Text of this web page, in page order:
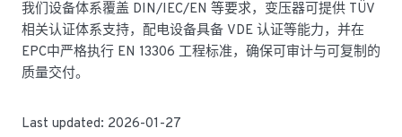
我们设备体系覆盖 DIN/IEC/EN 等要求，变压器可提供 TÜV
相关认证体系支持，配电设备具备 VDE 认证等能力，并在
EPC中严格执行 EN 13306 工程标准，确保可审计与可复制的
质量交付。
Last updated: 2026-01-27